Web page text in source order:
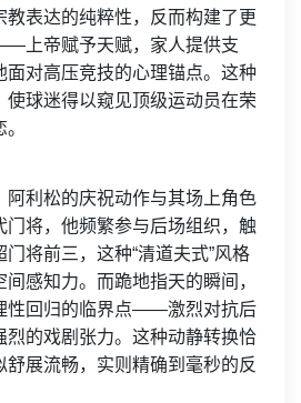
教表达的纯粹性，反而构建了更
上帝赋予天赋，家人提供支
面对高压竞技的心理锚点。这种
使球迷得以窥见顶级运动员在荣
阿利松的庆祝动作与其场上角色
门将，他频繁参与后场组织，触
将前三，这种“清道夫式”风格
感知力。而跪地指天的瞬间，
性回归的临界点——激烈对抗后
烈的戏剧张力。这种动静转换恰
舒展流畅，实则精确到毫秒的反